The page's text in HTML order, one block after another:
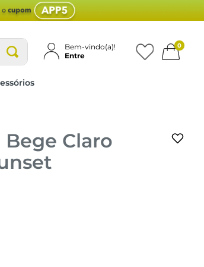
Bem-vindo(a)!
Entre
0
Claro